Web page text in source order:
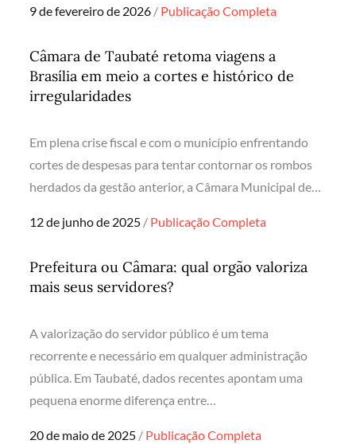
Posted
9 de fevereiro de 2026 Publicação Completa
Câmara de Taubaté retoma viagens a
Brasília em meio a cortes e histórico de
irregularidades
Em plena crise fiscal e com o município enfrentando
cortes de despesas para tentar contornar os rombos
herdados da gestão anterior, a Câmara Municipal de…
Posted
12 de junho de 2025 Publicação Completa
Prefeitura ou Câmara: qual orgão valoriza
mais seus servidores?
A valorização do servidor público é um tema
recorrente e necessário em qualquer administração
pública. Em Taubaté, dados recentes apontam uma
pequena enorme diferença entre…
Posted
20 de maio de 2025 Publicação Completa